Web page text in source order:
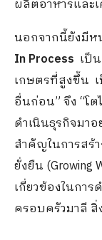
ผลิตอาหารและ
นอกจากนี้ยังมีห
In Process เป็
เกษตรที่สูงขึ้น
อื่นก่อน” จึง “โ
ดำเนินธุรกิจมา
สำคัญในการสร้
ยั่งยืน (Growing
เกี่ยวข้องในกา
ครอบครัวมาลี